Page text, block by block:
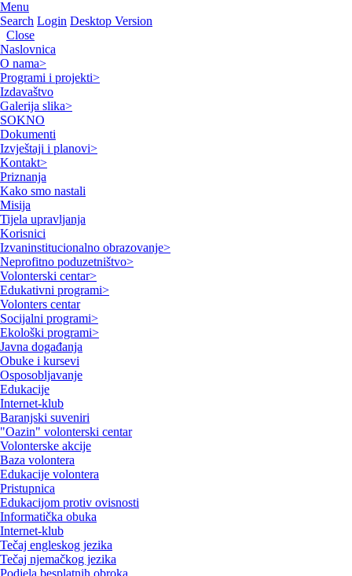
Menu
Search Login Desktop Version
Close
Naslovnica
O nama>
Programi i projekti>
Izdavaštvo
Galerija slika>
SOKNO
Dokumenti
Izvještaji i planovi>
Kontakt>
Priznanja
Kako smo nastali
Misija
Tijela upravljanja
Korisnici
Izvaninstitucionalno obrazovanje>
Neprofitno poduzetništvo>
Volonterski centar>
Edukativni programi>
Volonters centar
Socijalni programi>
Ekološki programi>
Javna događanja
Obuke i kursevi
Osposobljavanje
Edukacije
Internet-klub
Baranjski suveniri
"Oazin" volonterski centar
Volonterske akcije
Baza volontera
Edukacije volontera
Pristupnica
Edukacijom protiv ovisnosti
Informatička obuka
Internet-klub
Tečaj engleskog jezika
Tečaj njemačkog jezika
Podjela besplatnih obroka